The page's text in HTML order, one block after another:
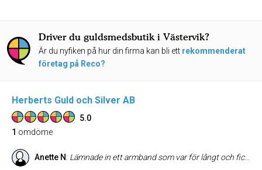
Driver du guldsmedsbutik i Västervik?
Är du nyfiken på hur din firma kan bli ett rekommenderat
företag på Reco?
Herberts Guld och Silver AB
5.0
1 omdöme
Anette N: Lämnade in ett armband som var för långt och fick snabb och proffsig hjälp av trevlig personal. Dessutom hade de mycket fint i butiken som gjorde att man blir köpsugen.